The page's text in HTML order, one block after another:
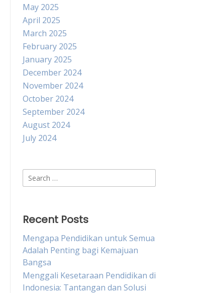
May 2025
April 2025
March 2025
February 2025
January 2025
December 2024
November 2024
October 2024
September 2024
August 2024
July 2024
Search
for:
Recent Posts
Mengapa Pendidikan untuk Semua
Adalah Penting bagi Kemajuan
Bangsa
Menggali Kesetaraan Pendidikan di
Indonesia: Tantangan dan Solusi